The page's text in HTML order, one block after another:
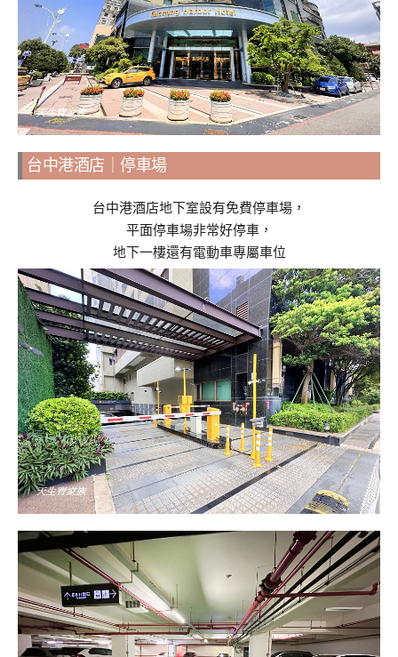
台中港酒店｜停車場
台中港酒店地下室設有免費停車場，
平面停車場非常好停車，
地下一樓還有電動車專屬車位